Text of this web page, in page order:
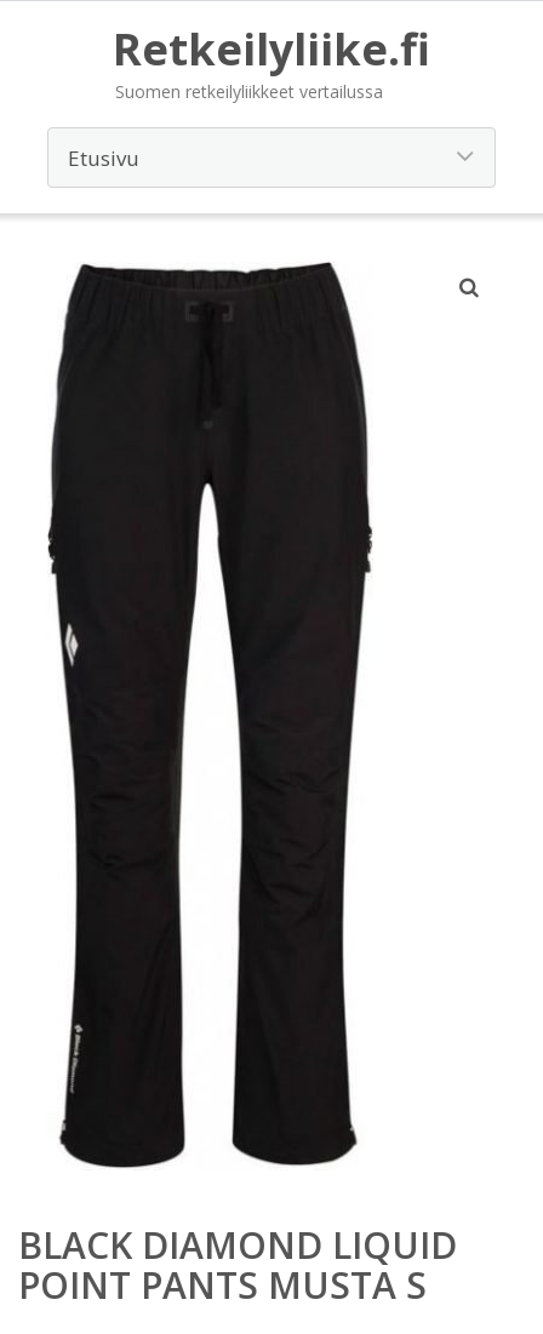
Retkeilyliike.fi
Suomen retkeilyliikkeet vertailussa
BLACK DIAMOND LIQUID
POINT PANTS MUSTA S